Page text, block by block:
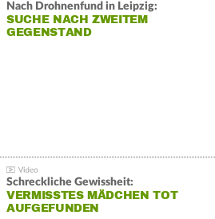
Nach Drohnenfund in Leipzig:
SUCHE NACH ZWEITEM
GEGENSTAND
Schreckliche Gewissheit:
VERMISSTES MÄDCHEN TOT
AUFGEFUNDEN